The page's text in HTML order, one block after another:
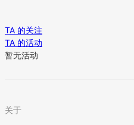
TA 的关注
TA 的活动
暂无活动
关于